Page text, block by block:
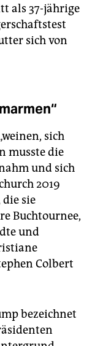
als 37-jährige
sich von
sich
musste die
und sich
2019
sie
Buchtournee,
und
Colbert
bezeichnet